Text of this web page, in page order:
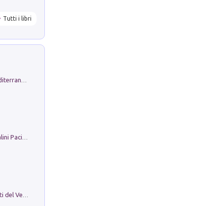
Tutti i libri
Il Filo Della Pace. Storia di Ezio Bartalini Pacifista